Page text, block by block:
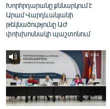
Խորհրդարանը քննարկում է
Արամ Վարդևանյանի
թեկնածությունը ԱԺ
փոխխոսնակի պաշտոնում